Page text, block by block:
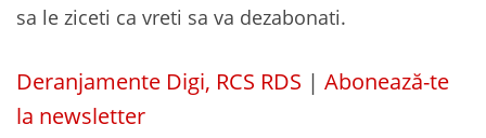
sa le ziceti ca vreti sa va dezabonati.
Deranjamente Digi, RCS RDS | Abonează-te
la newsletter